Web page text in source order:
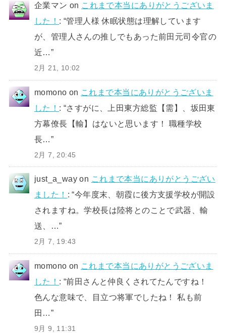
企業マン on これまで本当にありがとうございま
した！ : “管理人様 休眠状態は理解しています
が、管理人さんの推しでもあった前田元司令官の
近…”
2月 21, 10:02
momono on これまで本当にありがとうございま
した！ : “さすがに、上田東方総監【需】、坂田東
方幕僚長【輸】はないと思います！ 職種学校
長…”
2月 7, 20:45
just_a_way on これまで本当にありがとうござい
ました！ : “今年度末、朝霞に後方支援学校が開設
されますね。学校長は陸将とのことで武器、輸
送、…”
2月 7, 19:43
momono on これまで本当にありがとうございま
した！ : “前田さんと仲良くされてたんですね！
色んな意味で、目立つ将軍でしたね！ 私も前
田…”
9月 9, 11:31